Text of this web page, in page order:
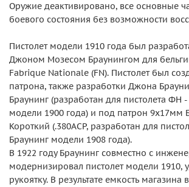
Оружие деактивировано, все основные
боевого состояния без возможности
Пистолет модели 1910 года был
Джоном Мозесом Браунингом для
Fabrique Nationale (FN). Пистолет был
патрона, также разработки Джона
Браунинг (разработан для пистолета ФН
модели 1900 года) и под патрон 9х17мм
Короткий (.380АСР, разработан для
Браунинг модели 1908 года).
В 1922 году Браунинг совместно с
модернизировал пистолет модели 1910,
рукоятку. В результате емкость магазина